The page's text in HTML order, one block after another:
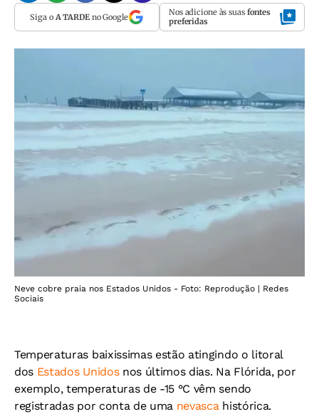
Siga o A TARDEno Google Nos adicione às suas fontes
preferidas
Neve cobre praia nos Estados Unidos - Foto: Reprodução | Redes
Sociais
Temperaturas baixissimas estão atingindo o litoral
dos Estados Unidos nos últimos dias. Na Flórida, por
exemplo, temperaturas de -15 °C vêm sendo
registradas por conta de uma nevasca histórica.